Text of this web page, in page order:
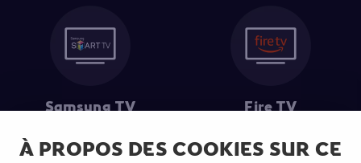
À PROPOS DES COOKIES SUR CE
Samsung TV Fire TV